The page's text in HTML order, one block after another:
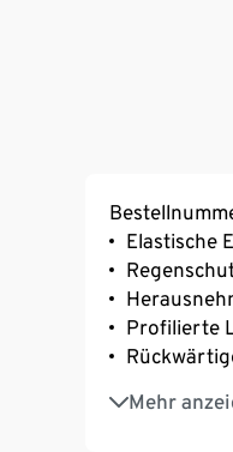
Elastische
Profilierte
Mehr
Matte Optik